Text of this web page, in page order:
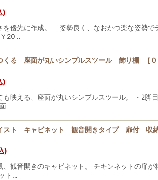
)
を優先に作成。 姿勢良く、なおかつ楽な姿勢で
20…
くる 座面が丸いシンプルスツール 飾り棚 [
)
も映える、座面が丸いシンプルスツール。 ・2
…
スト キャビネット 観音開きタイプ 扉付 収
)
、観音開きのキャビネット。 チキンネットの扉
ト…